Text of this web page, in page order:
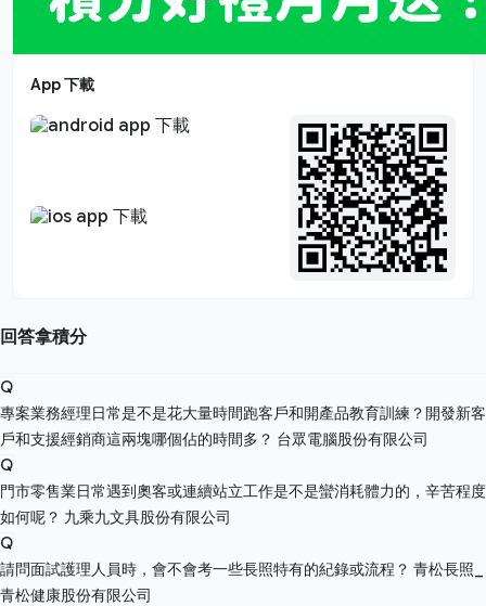
App 下載
回答拿積分
Q
專案業務經理日常是不是花大量時間跑客戶和開產品教育訓練？開發新客
戶和支援經銷商這兩塊哪個佔的時間多？ 台眾電腦股份有限公司
Q
門市零售業日常遇到奧客或連續站立工作是不是蠻消耗體力的，辛苦程度
如何呢？ 九乘九文具股份有限公司
Q
請問面試護理人員時，會不會考一些長照特有的紀錄或流程？ 青松長照_
青松健康股份有限公司